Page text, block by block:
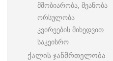
მშობიარობა, მეანობა
ორსულობა
კვირეების მიხედვით
საკეისრო
ქალის ჯანმრთელობა